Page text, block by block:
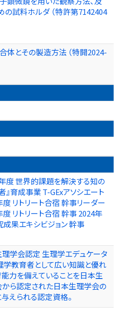
の試料ホルダ （特許第7142404
体とその製造方法 （特開2024-
度 世界的課題を解決する知の
』育成事業 T-GExアソシエート
リトリート合宿 幹事リーダー
度 リトリート合宿 幹事 2024年
成果エキシビジョン 幹事
学会認定 生理学エデュケータ
学教育者として広い知識と優れ
力を備えていることを日本生
ら認定された日本生理学会の
えられる認定資格。